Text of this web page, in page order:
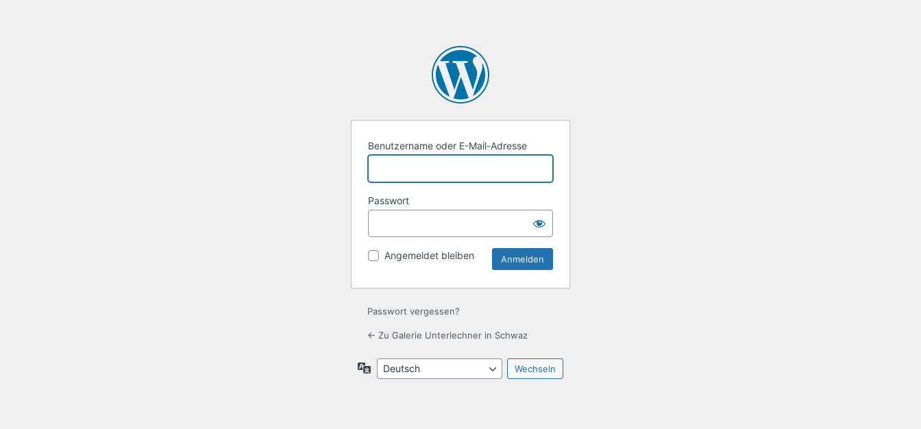
Benutzername oder E-Mail-Adresse
Passwort
Angemeldet bleiben
Passwort vergessen?
← Zu Galerie Unterlechner in Schwaz
Sprache